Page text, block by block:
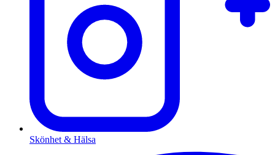
Skönhet & Hälsa